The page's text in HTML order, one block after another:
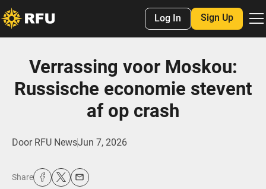
Log In Sign Up
Verrassing voor Moskou:
Russische economie stevent
af op crash
Door RFU NewsJun 7, 2026
Share